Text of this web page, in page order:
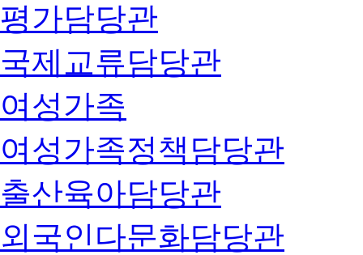
평가담당관
국제교류담당관
여성가족
여성가족정책담당관
출산육아담당관
외국인다문화담당관